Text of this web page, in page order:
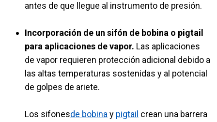
antes de que llegue al instrumento de presión.
Incorporación de un sifón de bobina o pigtail
para aplicaciones de vapor. Las aplicaciones
de vapor requieren protección adicional debido a
las altas temperaturas sostenidas y al potencial
de golpes de ariete.
Los sifonesde bobina y pigtail crean una barrera